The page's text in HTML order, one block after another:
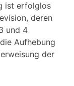
ist erfolglos
deren
und 4
Aufhebung
der